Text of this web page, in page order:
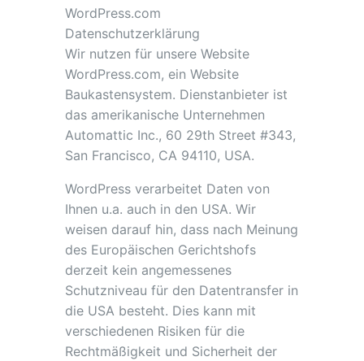
WordPress.com
Datenschutzerklärung
Wir nutzen für unsere Website
WordPress.com, ein Website
Baukastensystem. Dienstanbieter ist
das amerikanische Unternehmen
Automattic Inc., 60 29th Street #343,
San Francisco, CA 94110, USA.
WordPress verarbeitet Daten von
Ihnen u.a. auch in den USA. Wir
weisen darauf hin, dass nach Meinung
des Europäischen Gerichtshofs
derzeit kein angemessenes
Schutzniveau für den Datentransfer in
die USA besteht. Dies kann mit
verschiedenen Risiken für die
Rechtmäßigkeit und Sicherheit der